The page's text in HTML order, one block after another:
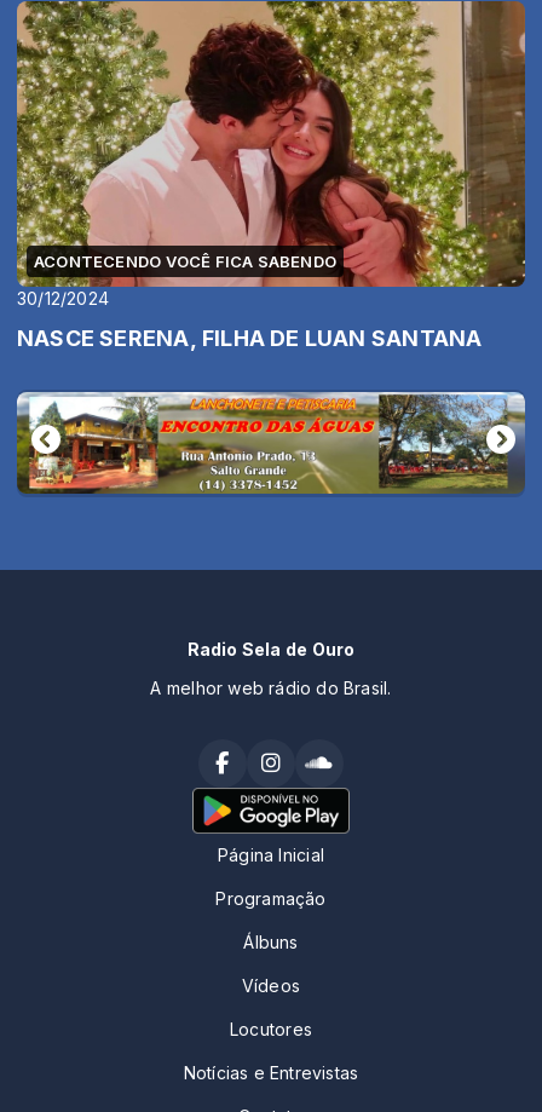
ACONTECENDO VOCÊ FICA SABENDO
30/12/2024
NASCE SERENA, FILHA DE LUAN SANTANA
Radio Sela de Ouro
A melhor web rádio do Brasil.
Página Inicial
Programação
Álbuns
Vídeos
Locutores
Notícias e Entrevistas